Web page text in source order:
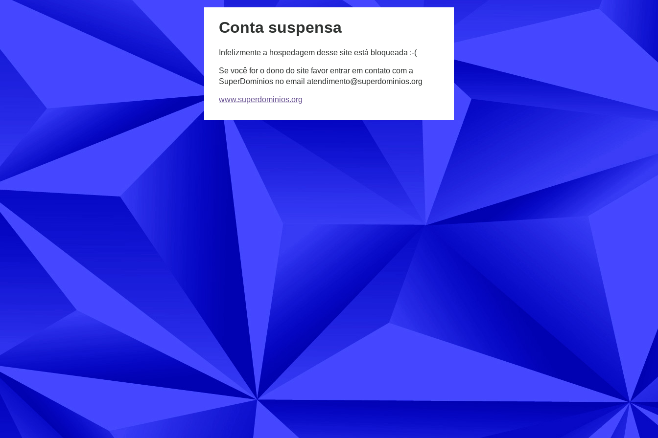
Conta suspensa
Infelizmente a hospedagem desse site está bloqueada :-(
Se você for o dono do site favor entrar em contato com a
SuperDomínios no email atendimento@superdominios.org
www.superdominios.org